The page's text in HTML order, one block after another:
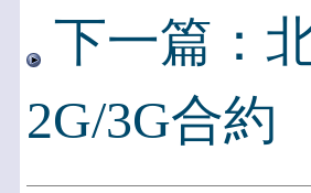
下一篇：
2G/3G合約